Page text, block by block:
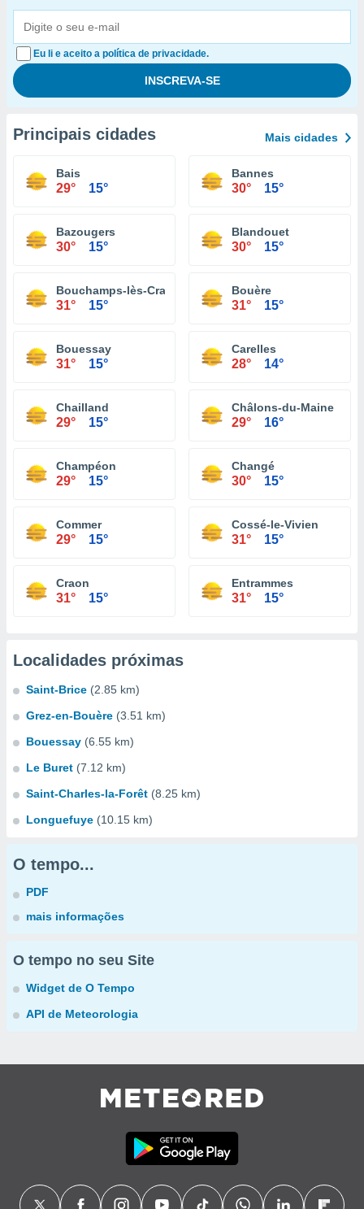
Eu li e aceito a política de privacidade.
Principais cidades Mais cidades
Bais
29° 15°
Bannes
30° 15°
Bazougers
30° 15°
Blandouet
30° 15°
Bouchamps-lès-Craon
31° 15°
Bouère
31° 15°
Bouessay
31° 15°
Carelles
28° 14°
Chailland
29° 15°
Châlons-du-Maine
29° 16°
Champéon
29° 15°
Changé
30° 15°
Commer
29° 15°
Cossé-le-Vivien
31° 15°
Craon
31° 15°
Entrammes
31° 15°
Localidades próximas
Saint-Brice (2.85 km)
Grez-en-Bouère (3.51 km)
Bouessay (6.55 km)
Le Buret (7.12 km)
Saint-Charles-la-Forêt (8.25 km)
Longuefuye (10.15 km)
O tempo...
PDF
mais informações
O tempo no seu Site
Widget de O Tempo
API de Meteorologia